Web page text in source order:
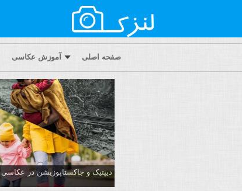
صفحه اصلی آموزش عکاسی
دیپتیک و جاکستا‌پوزیشن در عکاسی